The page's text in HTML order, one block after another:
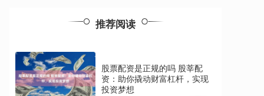
推荐阅读
股票配资是正规的吗 股莘配
资：助你撬动财富杠杆，实现
投资梦想